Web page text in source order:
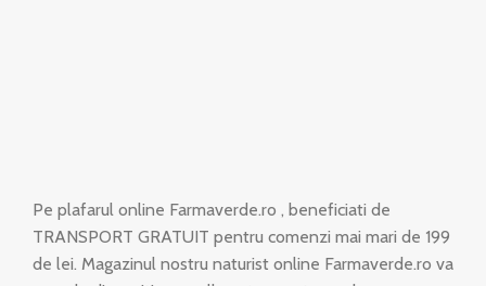
Pe plafarul online Farmaverde.ro , beneficiati de
TRANSPORT GRATUIT pentru comenzi mai mari de 199
de lei. Magazinul nostru naturist online Farmaverde.ro va